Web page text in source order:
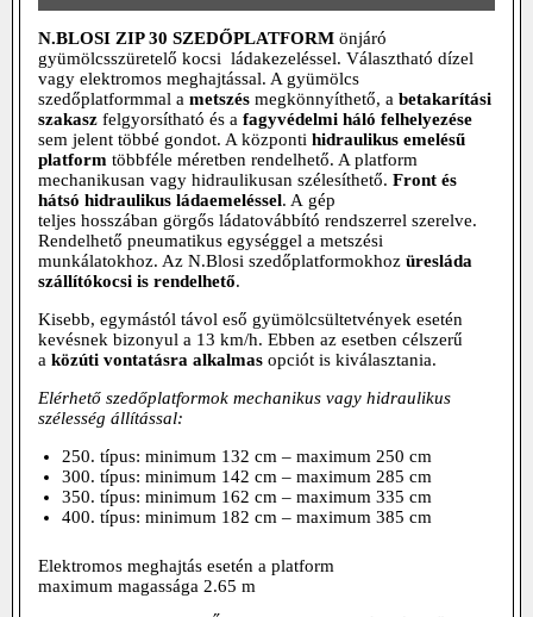
N.BLOSI ZIP 30 SZEDŐPLATFORM önjáró
gyümölcsszüretelő kocsi ládakezeléssel. Választható dízel
vagy elektromos meghajtással. A gyümölcs
szedőplatformmal a metszés megkönnyíthető, a betakarítási
szakasz felgyorsítható és a fagyvédelmi háló felhelyezése
sem jelent többé gondot. A központi hidraulikus emelésű
platform többféle méretben rendelhető. A platform
mechanikusan vagy hidraulikusan szélesíthető. Front és
hátsó hidraulikus ládaemeléssel. A gép
teljes hosszában görgős ládatovábbító rendszerrel szerelve.
Rendelhető pneumatikus egységgel a metszési
munkálatokhoz. Az N.Blosi szedőplatformokhoz üresláda
szállítókocsi is rendelhető.
Kisebb, egymástól távol eső gyümölcsültetvények esetén
kevésnek bizonyul a 13 km/h. Ebben az esetben célszerű
a közúti vontatásra alkalmas opciót is kiválasztania.
Elérhető szedőplatformok mechanikus vagy hidraulikus
szélesség állítással:
250. típus: minimum 132 cm – maximum 250 cm
300. típus: minimum 142 cm – maximum 285 cm
350. típus: minimum 162 cm – maximum 335 cm
400. típus: minimum 182 cm – maximum 385 cm
Elektromos meghajtás esetén a platform
maximum magassága 2.65 m